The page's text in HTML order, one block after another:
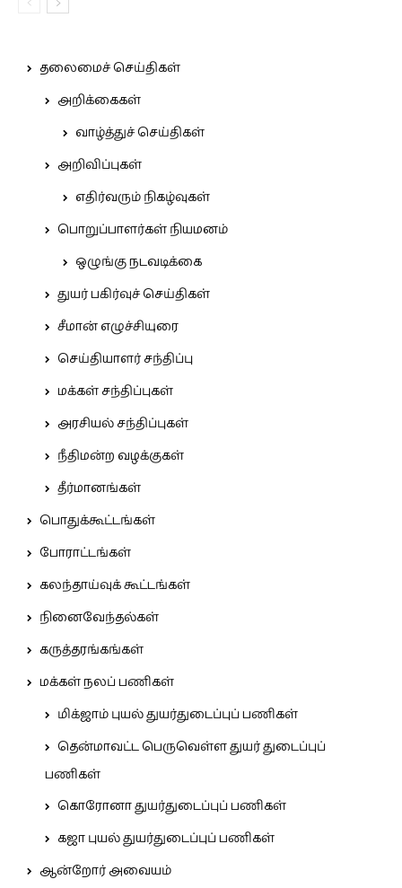
தலைமைச் செய்திகள்
அறிக்கைகள்
வாழ்த்துச் செய்திகள்
அறிவிப்புகள்
எதிர்வரும் நிகழ்வுகள்
பொறுப்பாளர்கள் நியமனம்
ஒழுங்கு நடவடிக்கை
துயர் பகிர்வுச் செய்திகள்
சீமான் எழுச்சியுரை
செய்தியாளர் சந்திப்பு
மக்கள் சந்திப்புகள்
அரசியல் சந்திப்புகள்
நீதிமன்ற வழக்குகள்
தீர்மானங்கள்
பொதுக்கூட்டங்கள்
போராட்டங்கள்
கலந்தாய்வுக் கூட்டங்கள்
நினைவேந்தல்கள்
கருத்தரங்கங்கள்
மக்கள் நலப் பணிகள்
மிக்ஜாம் புயல் துயர்துடைப்புப் பணிகள்
தென்மாவட்ட பெருவெள்ள துயர் துடைப்புப்
பணிகள்
கொரோனா துயர்துடைப்புப் பணிகள்
கஜா புயல் துயர்துடைப்புப் பணிகள்
ஆன்றோர் அவையம்